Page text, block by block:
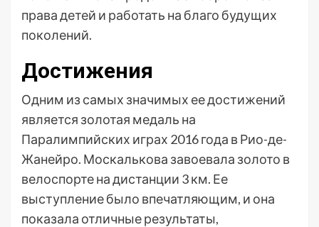
права детей и работать на благо будущих
поколений.
Достижения
Одним из самых значимых ее достижений
является золотая медаль на
Паралимпийских играх 2016 года в Рио-де-
Жанейро. Москалькова завоевала золото в
велоспорте на дистанции 3 км. Ее
выступление было впечатляющим, и она
показала отличные результаты,